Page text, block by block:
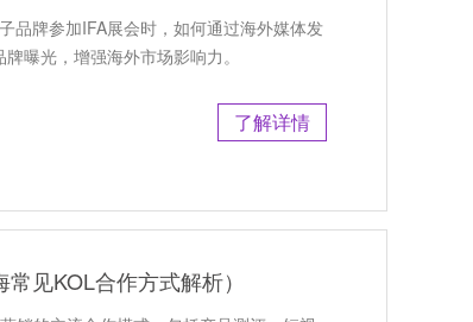
品牌参加IFA展会时，如何通过海外媒体发
曝光，增强海外市场影响力。
了解详情
见KOL合作方式解析）